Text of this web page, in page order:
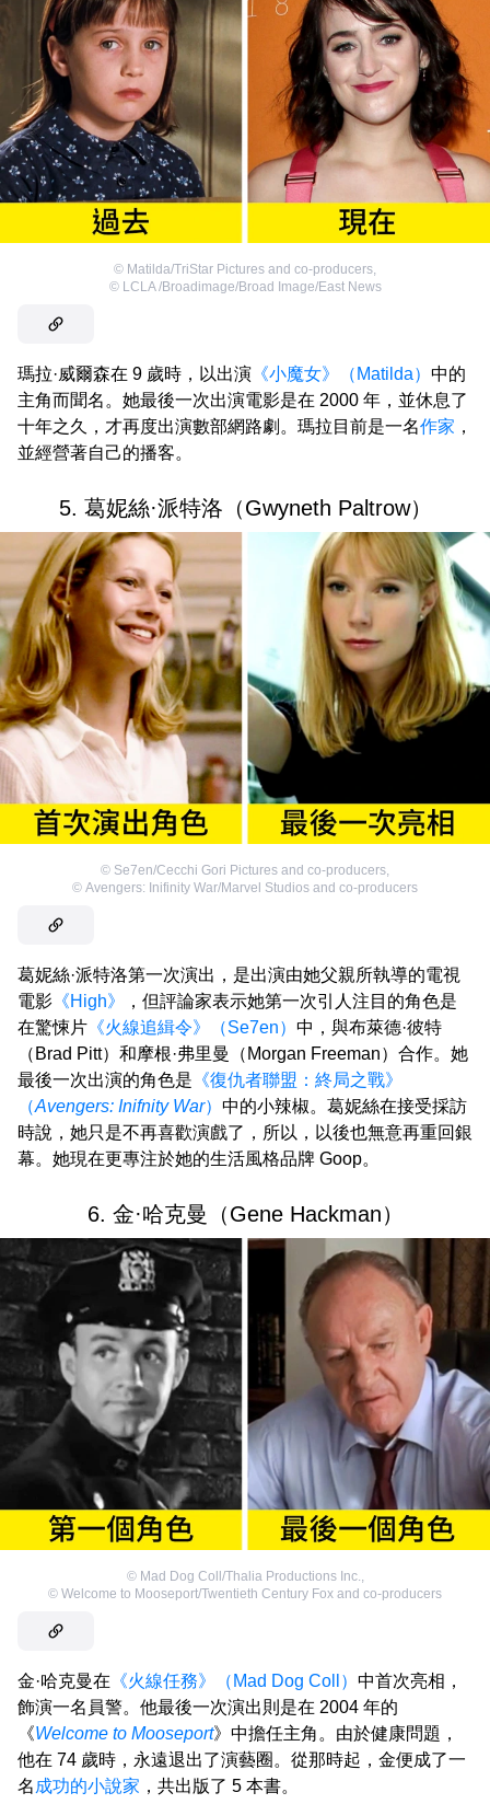
© Matilda/TriStar Pictures and co-producers,
© LCLA /Broadimage/Broad Image/East News
瑪拉·威爾森在 9 歲時，以出演 《小魔女》（Matilda） 中的
主角而聞名。她最後一次出演電影是在 2000 年，並休息了
十年之久，才再度出演數部網路劇。瑪拉目前是一名作家 ，
並經營著自己的播客。
5. 葛妮絲·派特洛（Gwyneth Paltrow）
© Se7en/Cecchi Gori Pictures and co-producers,
© Avengers: Inifinity War/Marvel Studios and co-producers
葛妮絲·派特洛第一次演出，是出演由她父親所執導的電視
電影 《High》
，但評論家表示她第一次引人注目的角色是
在驚悚片 《火線追緝令》（Se7en） 中，與布萊德·彼特
（Brad Pitt）和摩根·弗里曼（Morgan Freeman）合作。她
最後一次出演的角色是 《復仇者聯盟：終局之戰》
（Avengers: Inifnity War） 中的小辣椒。葛妮絲在接受採訪
時說，她只是不再喜歡演戲了，所以，以後也無意再重回銀
幕。她現在更專注於她的生活風格品牌 Goop。
6. 金·哈克曼（Gene Hackman）
© Mad Dog Coll/Thalia Productions Inc.,
© Welcome to Mooseport/Twentieth Century Fox and co-producers
金·哈克曼在 《火線任務》（Mad Dog Coll） 中首次亮相，
飾演一名員警。他最後一次演出則是在 2004 年的
《Welcome to Mooseport》中擔任主角。由於健康問題，
他在 74 歲時，永遠退出了演藝圈。從那時起，金便成了一
名 成功的小說家 ，共出版了 5 本書。